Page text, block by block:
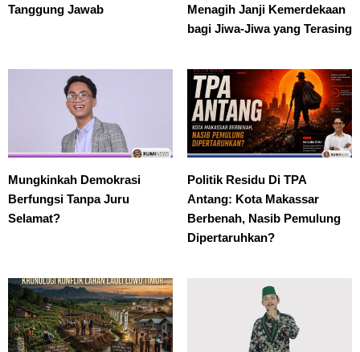
Tanggung Jawab
Menagih Janji Kemerdekaan
bagi Jiwa-Jiwa yang Terasing
Mungkinkah Demokrasi
Berfungsi Tanpa Juru
Selamat?
Politik Residu Di TPA
Antang: Kota Makassar
Berbenah, Nasib Pemulung
Dipertaruhkan?